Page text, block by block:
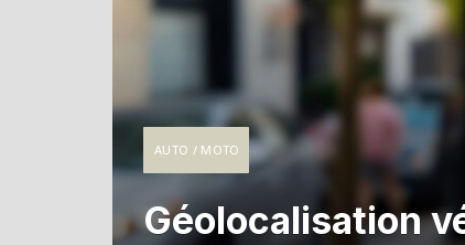
AUTO / MOTO
Géolocalisation